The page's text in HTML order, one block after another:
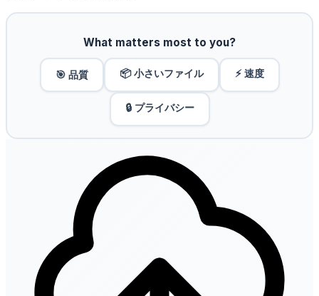
What matters most to you?
🎯 品質 📦 小さいファイル ⚡ 速度
🔒 プライバシー